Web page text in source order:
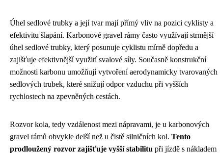
Úhel sedlové trubky a její tvar mají přímý vliv na pozici cyklisty a
efektivitu šlapání. Karbonové gravel rámy často využívají strmější
úhel sedlové trubky, který posunuje cyklistu mírně dopředu a
zajišťuje efektivnější využití svalové síly. Současně konstrukční
možnosti karbonu umožňují vytvoření aerodynamicky tvarovaných
sedlových trubek, které snižují odpor vzduchu při vyšších
rychlostech na zpevněných cestách.
Rozvor kola, tedy vzdálenost mezi nápravami, je u karbonových
gravel rámů obvykle delší než u čistě silničních kol. Tento
prodloužený rozvor zajišťuje vyšší stabilitu při jízdě s nákladem